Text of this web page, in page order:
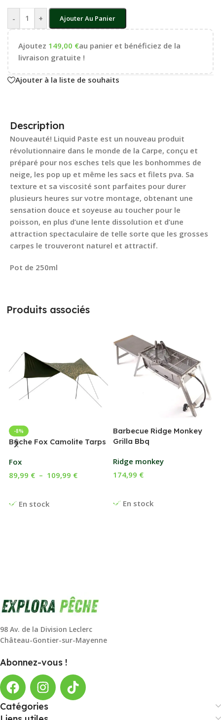
- + Ajouter Au Panier
Ajoutez 149,00 €au panier et bénéficiez de la
livraison gratuite !
Ajouter à la liste de souhaits
Description
Nouveauté! Liquid Paste est un nouveau produit
révolutionnaire dans le monde de la Carpe, conçu et
préparé pour nos esches tels que les bonhommes de
neige, les pop up et même les sacs et filets pva. Sa
texture et sa viscosité sont parfaites pour durer
plusieurs heures sur votre montage, obtenant une
sensation douce et soyeuse au toucher pour le
poisson, en plus d’une lente dissolution et d’une
attraction spectaculaire de telle sorte que les grosses
carpes le trouveront naturel et attractif.
Pot de 250ml
Produits associés
-8%
Bâche Fox Camolite Tarps
Fox
En stock
89,99 € – 109,99 €
Barbecue Ridge Monkey
Grilla Bbq
Ridge monkey
En stock
174,99 €
98 Av. de la Division Leclerc
Château-Gontier-sur-Mayenne
Abonnez-vous !
Catégories